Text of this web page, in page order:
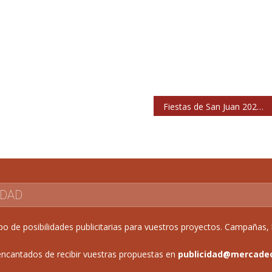
Fiestas de San Juan 2023 en Alcalá de Henares
de posibilidades publicitarias para vuestros proyectos. Campañas,
de recibir vuestras propuestas en